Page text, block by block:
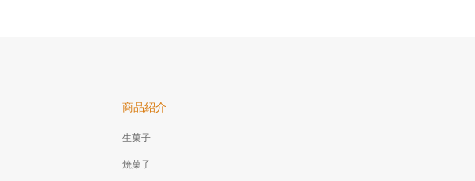
商品紹介
生菓子
焼菓子